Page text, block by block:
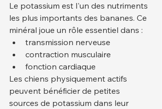
Le potassium est l'un des nutriments
les plus importants des bananes. Ce
minéral joue un rôle essentiel dans :
transmission nerveuse
contraction musculaire
fonction cardiaque
Les chiens physiquement actifs
peuvent bénéficier de petites
sources de potassium dans leur